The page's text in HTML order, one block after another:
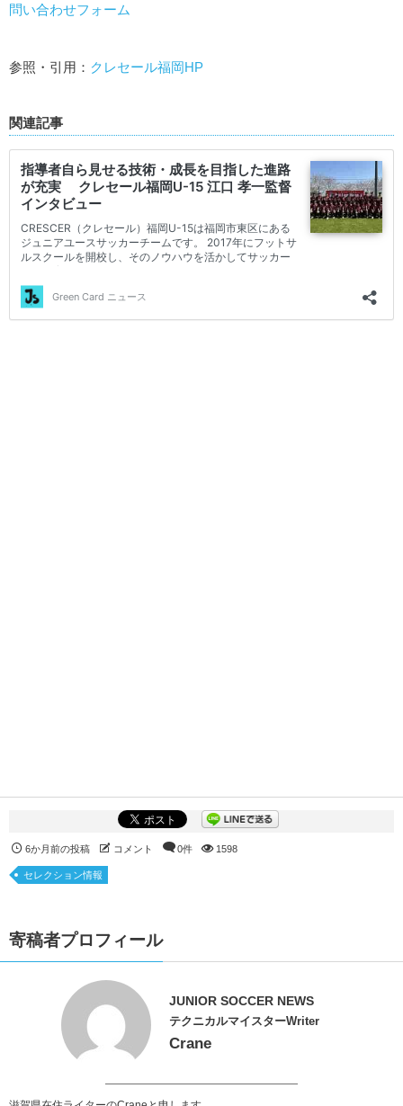
問い合わせフォーム
参照・引用： クレセール福岡HP
関連記事
6か月前の投稿 コメント 0件 1598
セレクション情報
寄稿者プロフィール
JUNIOR SOCCER NEWS
テクニカルマイスターWriter
Crane